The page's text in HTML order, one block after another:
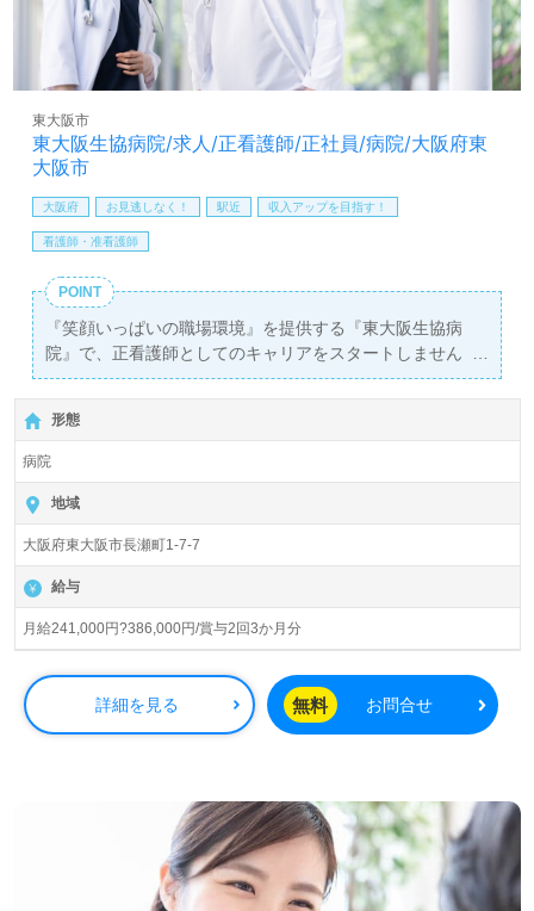
東大阪生協病院/求人/正看護師/正社員/病院/大阪府東
大阪市
東大阪市
大阪府 お見逃しなく！ 駅近 収入アップを目指す！
看護師・准看護師
POINT
『笑顔いっぱいの職場環境』を提供する『東大阪生協病
院』で、正看護師としてのキャリアをスタートしません
か？月給241,000円から386,000円、年2回の賞与が用意さ
れており、経済的な安定を実現できます。勤務地は『長瀬
駅』から徒歩1分とアクセスも良好。総病床数99床の当院
は、一般急性期病棟と回復期リハビリテーション病棟を備
え、医療福祉生活協同組合おおさかが運営しています。大
阪府内で2つの病院、20の診療所、5つの歯科診療所、さら
に87拠点の介護事業所を展開し、地域医療に貢献していま
す。
当院では、多職種が協力し合い、幅広い年代の職員が活躍
する明るく風通しの良い職場環境が整っています。充実し
たOJTや各種研修、家賃制度補助など、職員の成長を支援
する制度も充実。地域の患者様に寄り添いながら、自身の
資格や経験を活かせる職場で、やりがいを感じながら働く
ことができます。また、ワークライフバランスを重視した
医療や福祉業界での正社員やパートの求人をお探しの方
は、ぜひ【ウィルオブ介護】にご相談ください。転職支援
のプロが無料でサポートし、求人情報の収集や年収交渉も
お手伝いします。LINEやメール、お電話での問い合わせも
形態
病院
地域
大阪府東大阪市長瀬町1-7-7
給与
月給241,000円?386,000円/賞与2回3か月分
詳細を見る 無料 お問合せ